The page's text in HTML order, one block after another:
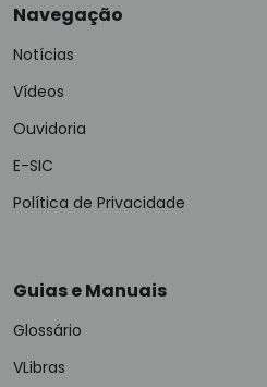
Navegação
Notícias
Vídeos
Ouvidoria
E-SIC
Política de Privacidade
Guias e Manuais
Glossário
VLibras